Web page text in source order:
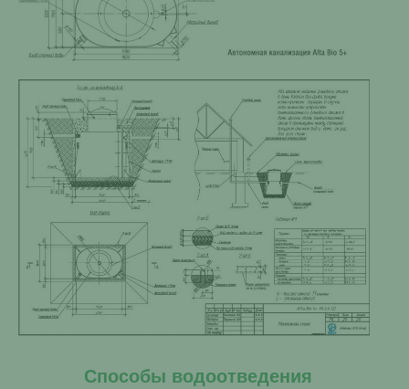
Способы водоотведения